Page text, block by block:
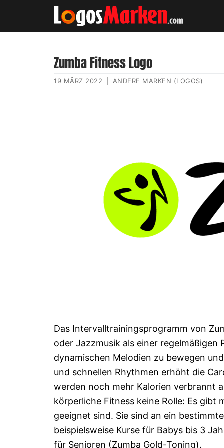
Zumba Fitness Logo
19 MÄRZ 2022 ANDERE MARKEN (LOGOS)
Das Intervalltrainingsprogramm von
oder Jazzmusik als einer regelmäßigen
dynamischen Melodien zu bewegen
und schnellen Rhythmen erhöht die
werden noch mehr Kalorien verbrannt
körperliche Fitness keine Rolle: Es gibt
geeignet sind. Sie sind an ein
beispielsweise Kurse für Babys bis 3
für Senioren (Zumba Gold-Toning).